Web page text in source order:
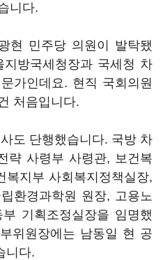
니다.
현 민주당 의원이 발탁됐
방국세청장과 국세청 차
가인데요. 현직 국회의원
처음입니다.
도 단행했습니다. 국방 차
략 사령부 사령관, 보건복
복지부 사회복지정책실장,
환경과학원 원장, 고용노
기획조정실장을 임명했
위원장에는 남동일 현 공
니다.